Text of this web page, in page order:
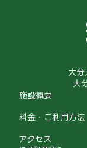
大分
大
施設概要
料金・ご利用方法
アクセス